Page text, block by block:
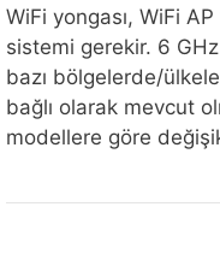
WiFi yongası, WiFi
sistemi gerekir. 6
bazı bölgelerde/
bağlı olarak mevcut
modellere göre